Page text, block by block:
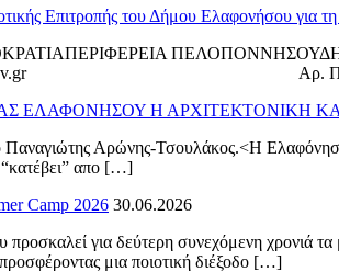
Επιτροπής του Δήμου Ελαφονήσου για
Αρ. Πρ. 615 Ο ΔΗΜΑΡΧΟΣ
ΕΛΑΦΟΝΗΣΟΥ Η ΑΡΧΙΤΕΚΤΟΝΙΚΗ
Αρώνης-Τσουλάκος.<Η
“κατέβει” απο […]
Camp 2026 30.06.2026
για δεύτερη συνεχόμενη χρονιά τα
μια ποιοτική διέξοδο […]